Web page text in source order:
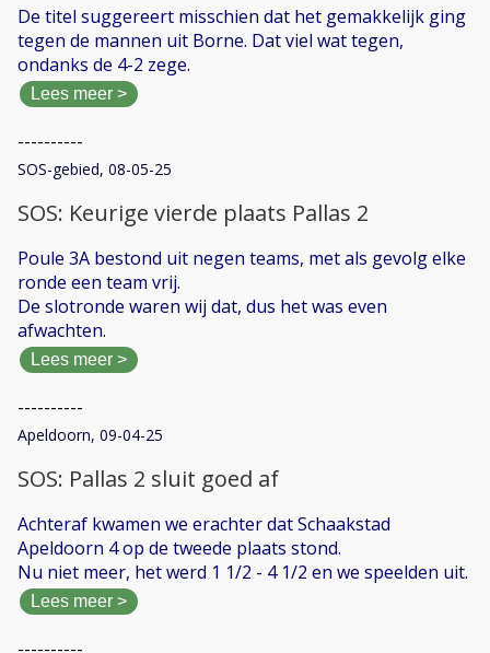
De titel suggereert misschien dat het gemakkelijk ging
tegen de mannen uit Borne. Dat viel wat tegen,
ondanks de 4-2 zege.
Lees meer >
----------
SOS-gebied, 08-05-25
SOS: Keurige vierde plaats Pallas 2
Poule 3A bestond uit negen teams, met als gevolg elke
ronde een team vrij.
De slotronde waren wij dat, dus het was even
afwachten.
Lees meer >
----------
Apeldoorn, 09-04-25
SOS: Pallas 2 sluit goed af
Achteraf kwamen we erachter dat Schaakstad
Apeldoorn 4 op de tweede plaats stond.
Nu niet meer, het werd 1 1/2 - 4 1/2 en we speelden uit.
Lees meer >
----------